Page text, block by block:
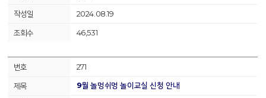
2024.08.19
46,531
271
9월 놀멍쉬멍 놀이교실 신청 안내